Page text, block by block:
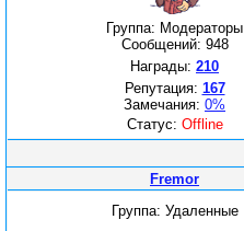
Группа: Модераторы
Сообщений: 948
Награды: 210
Репутация: 167
Замечания: 0%
Статус: Offline
Fremor
Группа: Удаленные